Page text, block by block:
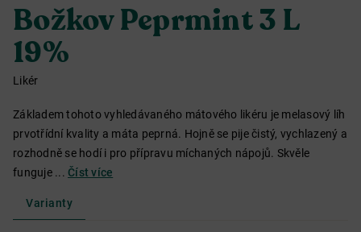
Božkov Peprmint 3 L
19%
Likér
Základem tohoto vyhledávaného mátového likéru je melasový líh
prvotřídní kvality a máta peprná. Hojně se pije čistý, vychlazený a
rozhodně se hodí i pro přípravu míchaných nápojů. Skvěle
funguje ... Číst více
Varianty